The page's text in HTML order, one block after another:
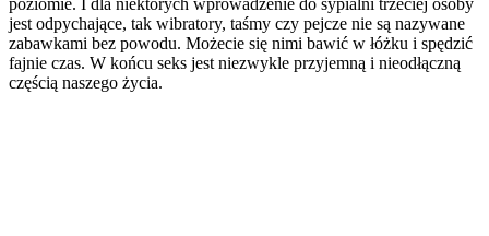
jest odpychające, tak wibratory, taśmy czy pejcze nie są nazywane
zabawkami bez powodu. Możecie się nimi bawić w łóżku i spędzić
fajnie czas. W końcu seks jest niezwykle przyjemną i nieodłączną
częścią naszego życia.